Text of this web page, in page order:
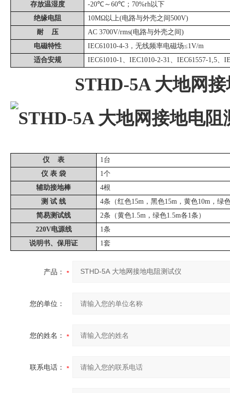
存放温湿度
-20℃～60℃；70%rh以下
绝缘电阻
10MΩ以上(电路与外壳之间500V)
耐
压
AC 3700V/rms(电路与外壳之间)
电磁特性
IEC61010-4-3，无线频率电磁场≤1V/m
适合安规
IEC61010-1、IEC1010-2-31、IEC61557-1,5、
STHD-5A 大地网
仪 表
1台
仪 表 袋
1个
辅助接地棒
4根
测 试 线
4条（红色15m，黑色15m，黄色10m，绿色
简易测试线
2条（黄色1.5m，绿色1.5m各1条）
220V电源线
1条
说明书、保用证
1套
产品：
您的单位：
您的姓名：
联系电话：